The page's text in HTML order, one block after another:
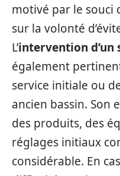
motivé par le souci
sur la volonté
L’intervention d’un
également
service initiale ou
ancien bassin. Son
des produits, des
réglages initiaux
considérable. En